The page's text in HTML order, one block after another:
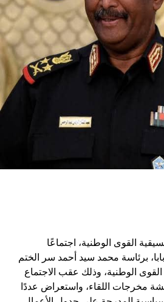
القوى الوطنية، اجتماعًا
برئاسة محمد سيد أحمد سر الختم
الوطنية، وذلك عقب الاجتماع
مخرجات اللقاء، واستعراض عددًا